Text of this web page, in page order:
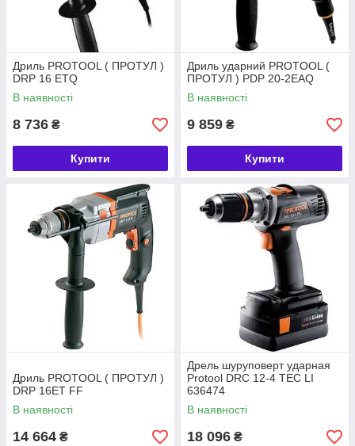
Дриль PROTOOL ( ПРОТУЛ )
DRP 16 ETQ
В наявності
8 736 ₴
Купити
Дриль ударний PROTOOL (
ПРОТУЛ ) PDP 20-2EAQ
В наявності
9 859 ₴
Купити
Дриль PROTOOL ( ПРОТУЛ )
DRP 16ET FF
В наявності
14 664 ₴
Дрель шуруповерт ударная
Protool DRC 12-4 TEC LІ
636474
В наявності
18 096 ₴